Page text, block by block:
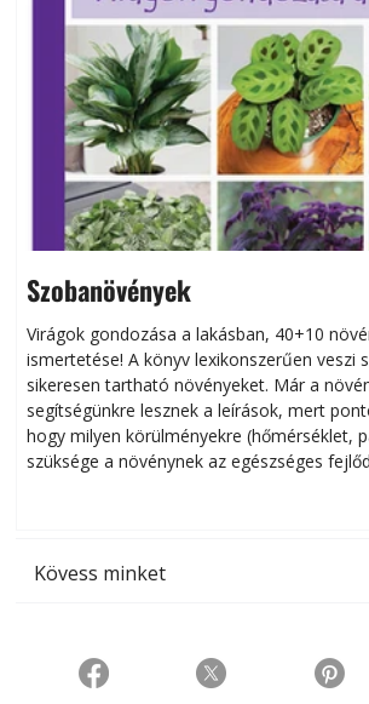
Szobanövények
Virágok gondozása a lakásban, 40+10
ismertetése! A könyv lexikonszerűen veszi
sikeresen tart­ha­tó növényeket. Már a
segítségünkre lesznek a leírások, mert
hogy milyen körülményekre (hőmérséklet,
szüksége a növénynek az egészséges
Kövess minket